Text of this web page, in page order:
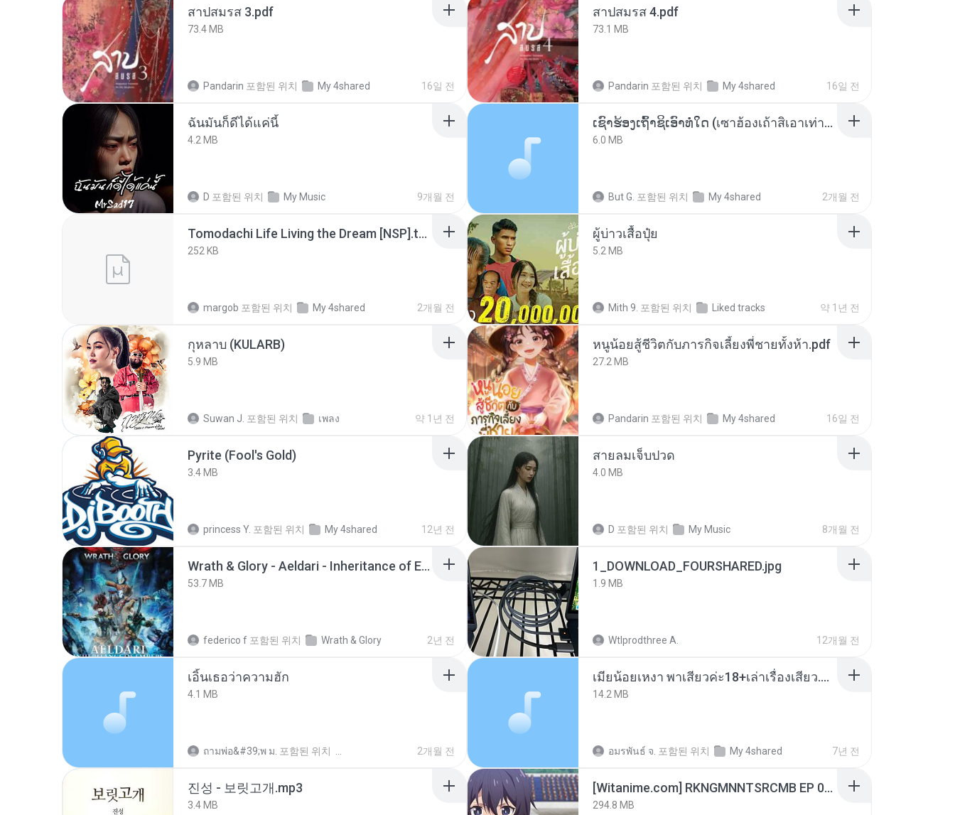
สาปสมรส 3.pdf
73.4 MB
Pandarin 포함된 위치 My 4shared 16일 전
สาปสมรส 4.pdf
73.1 MB
Pandarin 포함된 위치 My 4shared 16일 전
ฉันมันก็ดีได้แค่นี้
4.2 MB
D 포함된 위치 My Music 9개월 전
ເຊົາຮ້ອງເຖົ້າຊິເອົາທໍ່ໃດ (เซาฮ้องเถ้าสิเอาเท่าใด) ບຸນເກີດ ຫນູຫ່ວງ ft. ໂສພາ ຈຸນທະລາ
6.0 MB
But G. 포함된 위치 My 4shared 2개월 전
Tomodachi Life Living the Dream [NSP].torrent
252 KB
margob 포함된 위치 My 4shared 2개월 전
ผู้บ่าวเสื้อปุ๋ย
5.2 MB
Mith 9. 포함된 위치 Liked tracks 약 1년 전
กุหลาบ (KULARB)
5.9 MB
Suwan J. 포함된 위치 เพลง 약 1년 전
หนูน้อยสู้ชีวิตกับภารกิจเลี้ยงพี่ชายทั้งห้า.pdf
27.2 MB
Pandarin 포함된 위치 My 4shared 16일 전
Pyrite (Fool's Gold)
3.4 MB
princess Y. 포함된 위치 My 4shared 12년 전
สายลมเจ็บปวด
4.0 MB
D 포함된 위치 My Music 8개월 전
Wrath & Glory - Aeldari - Inheritance of Embers.pdf
53.7 MB
federico f 포함된 위치 Wrath & Glory 2년 전
1_DOWNLOAD_FOURSHARED.jpg
1.9 MB
Wtlprodthree A. 12개월 전
เอิ้นเธอว่าความฮัก
4.1 MB
ถามพ่อ&#39;พ ม. 포함된 위치 2개월 전
เมียน้อยเหงา พาเสียวค่ะ18+เล่าเรื่องเสียว.mp3
14.2 MB
อมรพันธ์ จ. 포함된 위치 My 4shared 7년 전
진성 - 보릿고개.mp3
3.4 MB
[Witanime.com] RKNGMNNTSRCMB EP 06 HD.mp4
294.8 MB